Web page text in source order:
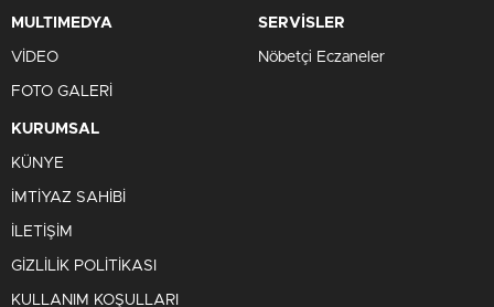
MULTIMEDYA
VİDEO
FOTO GALERİ
SERVİSLER
Nöbetçi Eczaneler
KURUMSAL
KÜNYE
İMTİYAZ SAHİBİ
İLETİŞİM
GİZLİLİK POLİTİKASI
KULLANIM KOŞULLARI